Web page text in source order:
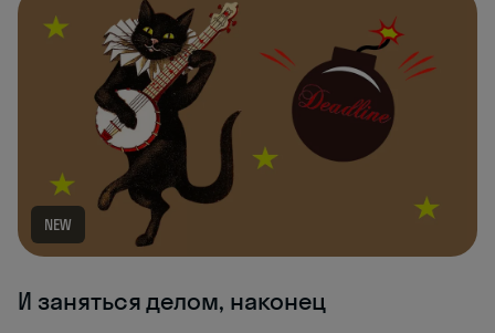
NEW
И заняться делом, наконец